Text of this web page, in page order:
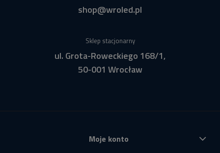
shop@wroled.pl
Sklep stacjonarny
ul. Grota-Roweckiego 168/1,
50-001 Wrocław
Moje konto